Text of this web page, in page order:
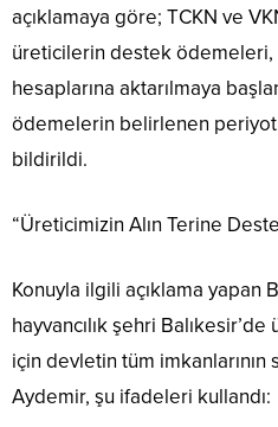
açıklamaya göre; TCKN ve
üreticilerin destek ödemeleri,
hesaplarına aktarılmaya
ödemelerin belirlenen
bildirildi.
“Üreticimizin Alın Terine
Konuyla ilgili açıklama yapan
hayvancılık şehri
için devletin tüm
Aydemir, şu ifadeleri kullandı: